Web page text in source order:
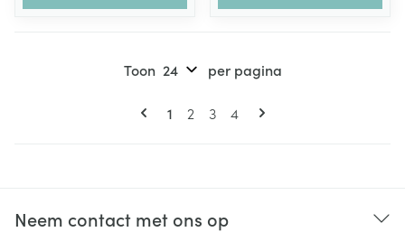
Pagina's
U lees momenteel pagina
1 Pagina
2 Pagina
3 Pagina
4
Toon per pagina
Neem contact met ons op